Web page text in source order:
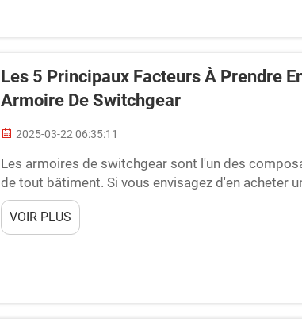
Les 5 Principaux Facteurs À Prendre
Armoire De Switchgear
2025-03-22 06:35:11
Les armoires de switchgear sont l'un des
de tout bâtiment. Si vous envisagez d'en acheter
principaux aspects à considérer lors du choix
installation.F...
VOIR PLUS